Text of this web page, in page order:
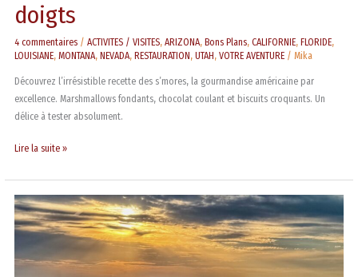
doigts
4 commentaires /ACTIVITES / VISITES,ARIZONA, Bons Plans,CALIFORNIE, FLORIDE,
LOUISIANE,MONTANA, NEVADA, RESTAURATION ,UTAH ,VOTRE AVENTURE /Mika
Découvrez l’irrésistible recette des s’mores, la gourmandise américaine par
excellence. Marshmallows fondants, chocolat coulant et biscuits croquants. Un
délice à tester absolument.
Lire la suite »
Ce
que
devez